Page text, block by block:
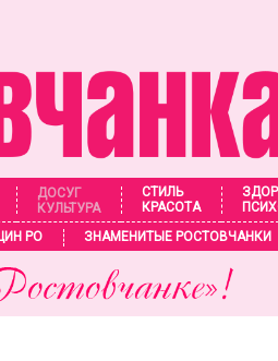
ДОСУГ
КУЛЬТУРА
СТИЛЬ
КРАСОТА
РО ЗНАМЕНИТЫЕ РОСТОВЧАНКИ